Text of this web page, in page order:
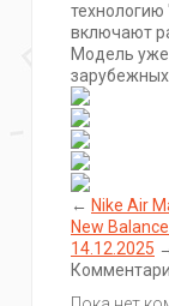
технологию
включают
Модель
зарубежных
← Nike Air
New
14.12.2025